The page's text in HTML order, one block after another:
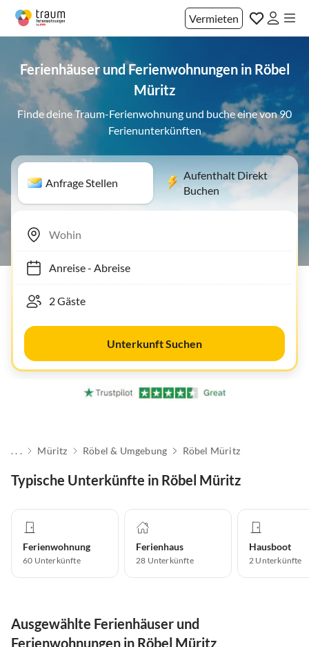
Vermieten
Ferienhäuser und Ferienwohnungen in Röbel
Müritz
Finde deine Traum-Ferienwohnung und buche eine von 90
Ferienunterkünften
Anfrage Stellen
Aufenthalt Direkt
Buchen
Anreise- Abreise
Unterkunft Suchen
. . . Müritz Röbel & Umgebung Röbel Müritz
Typische Unterkünfte in Röbel Müritz
Ferienwohnung
60 Unterkünfte
Ferienhaus
28 Unterkünfte
Hausboot
2 Unterkünfte
Ausgewählte Ferienhäuser und
Ferienwohnungen in Röbel Müritz